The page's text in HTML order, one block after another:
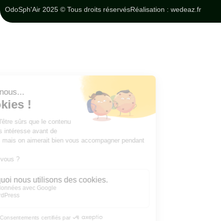
OdoSph'Air 2025 © Tous droits réservésRéalisation : wedeaz.fr